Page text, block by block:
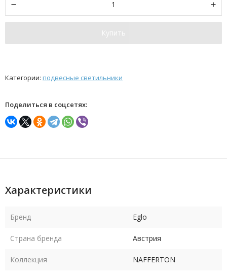
Купить
Категории: подвесные светильники
Поделиться в соцсетях:
Характеристики
Бренд Eglo
Страна бренда Австрия
Коллекция NAFFERTON